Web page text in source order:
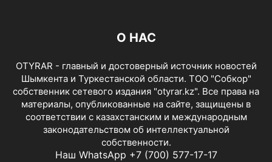
О НАС
OTYRAR - главный и достоверный источник новостей
Шымкента и Туркестанской области. ТОО "Собкор"
собственник сетевого издания "otyrar.kz". Все права на
материалы, опубликованные на сайте, защищены в
соответствии с казахстанским и международным
законодательством об интеллектуальной
собственности.
Наш WhatsApp +7 (700) 577-17-17